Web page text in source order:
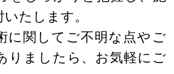
たします。
に関してご不明な点やご
りましたら、お気軽にご